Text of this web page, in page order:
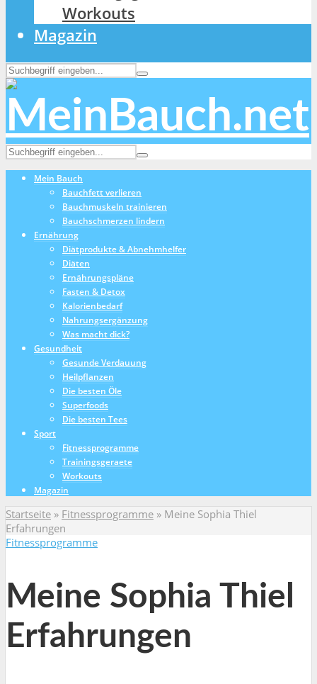
Workouts
Magazin
Mein Bauch
Bauchfett verlieren
Bauchmuskeln trainieren
Bauchschmerzen lindern
Ernährung
Diätprodukte & Abnehmhelfer
Diäten
Ernährungspläne
Fasten & Detox
Kalorienbedarf
Nahrungsergänzung
Was macht dick?
Gesundheit
Gesunde Verdauung
Heilpflanzen
Die besten Öle
Superfoods
Die besten Tees
Sport
Fitnessprogramme
Trainingsgeraete
Workouts
Magazin
Startseite » Fitnessprogramme » Meine Sophia Thiel
Erfahrungen
Fitnessprogramme
Meine Sophia Thiel
Erfahrungen